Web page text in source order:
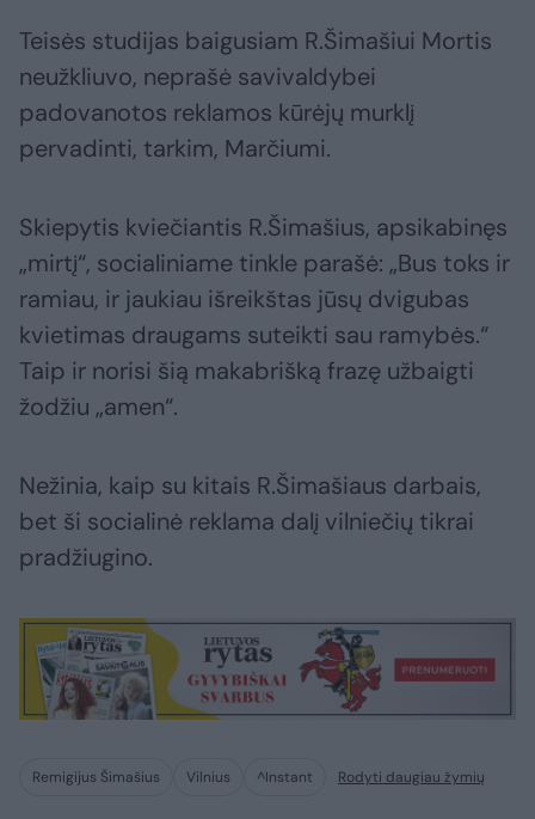
Teisės studijas baigusiam R.Šimašiui Mortis
neužkliuvo, neprašė savivaldybei
padovanotos reklamos kūrėjų murklį
pervadinti, tarkim, Marčiumi.
Skiepytis kviečiantis R.Šimašius, apsikabinęs
„mirtį“, socialiniame tinkle parašė: „Bus toks ir
ramiau, ir jaukiau išreikštas jūsų dvigubas
kvietimas draugams suteikti sau ramybės.“
Taip ir norisi šią makabrišką frazę užbaigti
žodžiu „amen“.
Nežinia, kaip su kitais R.Šimašiaus darbais,
bet ši socialinė reklama dalį vilniečių tikrai
pradžiugino.
Remigijus Šimašius Vilnius ^Instant Rodyti daugiau žymių